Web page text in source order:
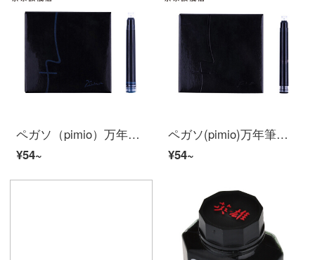
ペガソ（pimio）万年筆インクカートリッジインクカートリッジインク胆インク芯5本
¥54~
ペガソ(pimio)万年筆インクカートリッジインクカートリッジ5本黒
¥54~